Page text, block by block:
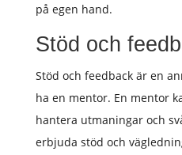
på egen hand.
Stöd och
Stöd och feedback är en
ha en mentor. En mentor
hantera utmaningar och
erbjuda stöd och